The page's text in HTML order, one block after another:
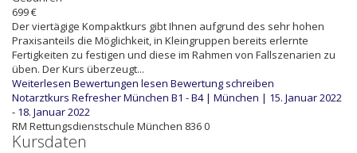
699 €
Der viertägige Kompaktkurs gibt Ihnen aufgrund des sehr hohen
Praxisanteils die Möglichkeit, in Kleingruppen bereits erlernte
Fertigkeiten zu festigen und diese im Rahmen von Fallszenarien zu
üben. Der Kurs überzeugt...
Weiterlesen Bewertungen lesen Bewertung schreiben
Notarztkurs Refresher München B1 - B4 | München | 15. Januar 2022
- 18. Januar 2022
RM Rettungsdienstschule München 8360
Kursdaten